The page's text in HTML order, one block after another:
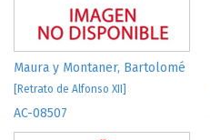
Maura y Montaner, Bartolomé
[Retrato de Alfonso XII]
AC-08507